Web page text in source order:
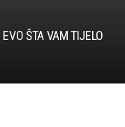
ŠTA VAM TIJELO